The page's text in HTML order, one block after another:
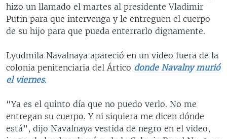
hizo un llamado el martes al presidente Vladimir
Putin para que intervenga y le entreguen el cuerpo
de su hijo para que pueda enterrarlo dignamente.
Lyudmila Navalnaya apareció en un video fuera de la
colonia penitenciaria del Ártico donde Navalny murió
el viernes.
“Ya es el quinto día que no puedo verlo. No me
entregan su cuerpo. Y ni siquiera me dicen dónde
está”, dijo Navalnaya vestida de negro en el video,